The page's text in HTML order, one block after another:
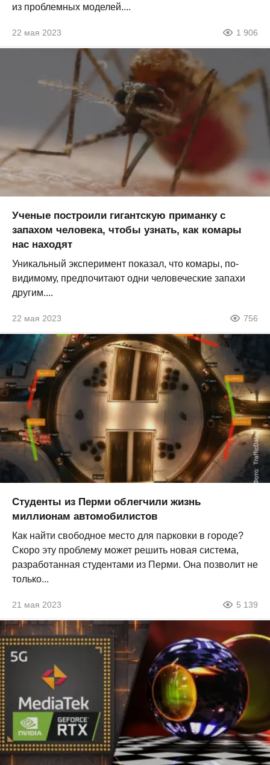
из проблемных моделей....
22 мая 2023 1 906
Ученые построили гигантскую приманку с
запахом человека, чтобы узнать, как комары
нас находят
Уникальный эксперимент показал, что комары, по-
видимому, предпочитают одни человеческие запахи
другим....
22 мая 2023 756
Студенты из Перми облегчили жизнь
миллионам автомобилистов
Как найти свободное место для парковки в городе?
Скоро эту проблему может решить новая система,
разработанная студентами из Перми. Она позволит не
только...
21 мая 2023 5 139